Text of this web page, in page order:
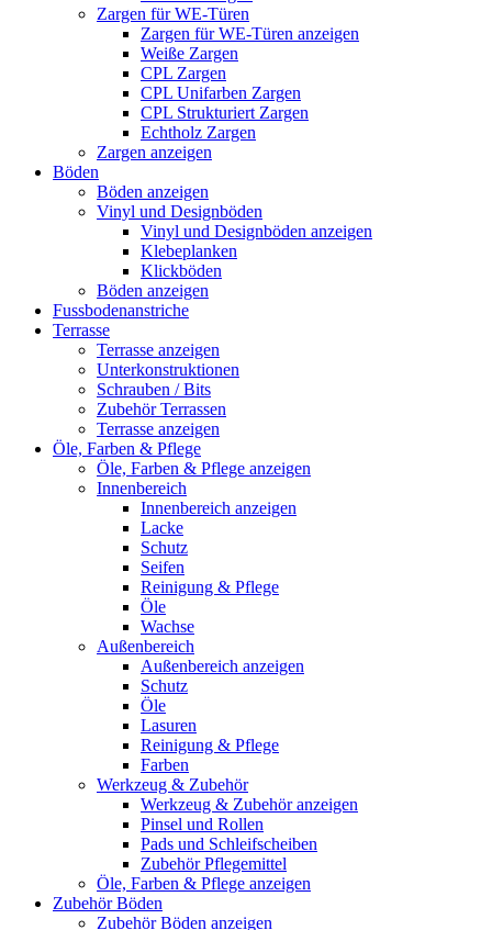
Zargen für WE-Türen
Zargen für WE-Türen anzeigen
Weiße Zargen
CPL Zargen
CPL Unifarben Zargen
CPL Strukturiert Zargen
Echtholz Zargen
Zargen anzeigen
Böden
Böden anzeigen
Vinyl und Designböden
Vinyl und Designböden anzeigen
Klebeplanken
Klickböden
Böden anzeigen
Fussbodenanstriche
Terrasse
Terrasse anzeigen
Unterkonstruktionen
Schrauben / Bits
Zubehör Terrassen
Terrasse anzeigen
Öle, Farben & Pflege
Öle, Farben & Pflege anzeigen
Innenbereich
Innenbereich anzeigen
Lacke
Schutz
Seifen
Reinigung & Pflege
Öle
Wachse
Außenbereich
Außenbereich anzeigen
Schutz
Öle
Lasuren
Reinigung & Pflege
Farben
Werkzeug & Zubehör
Werkzeug & Zubehör anzeigen
Pinsel und Rollen
Pads und Schleifscheiben
Zubehör Pflegemittel
Öle, Farben & Pflege anzeigen
Zubehör Böden
Zubehör Böden anzeigen